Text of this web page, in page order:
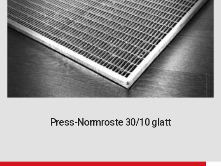
Press-Normroste 30/10 glatt